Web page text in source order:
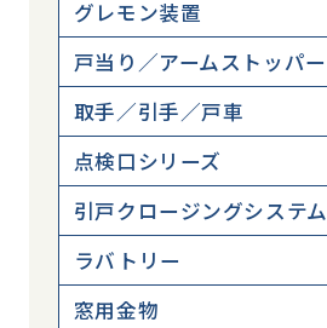
グレモン装置
戸当り／アームストッパー
取手／引手／戸車
点検口シリーズ
引戸クロージングシステム
ラバトリー
窓用金物